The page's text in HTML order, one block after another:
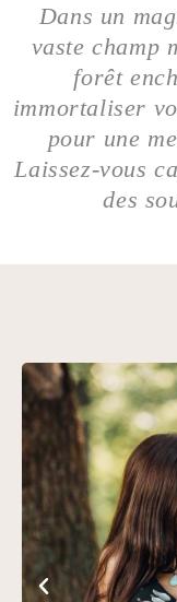
Dans un
vaste champ
forêt
immortaliser
pour une
Laissez-vous
des